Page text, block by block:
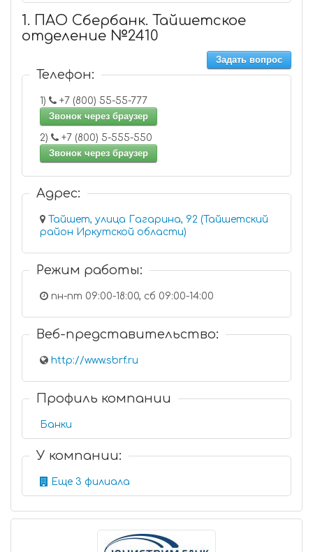
1. ПАО Сбербанк. Тайшетское
отделение №2410
Задать вопрос
Телефон:
1)
+7 (800) 55-55-777
Звонок через браузер
2)
+7 (800) 5-555-550
Звонок через браузер
Адрес:
Тайшет, улица Гагарина, 92 (Тайшетский
район Иркутской области)
Режим работы:
пн-пт 09:00-18:00, cб 09:00-14:00
Веб-представительство:
http://www.sbrf.ru
Профиль компании
Банки
У компании:
Еще 3 филиала